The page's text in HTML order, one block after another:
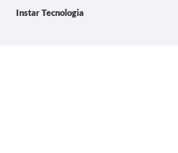
Instar Tecnologia